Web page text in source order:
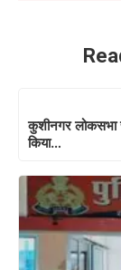
कुशीनगर लोकसभा
किया…